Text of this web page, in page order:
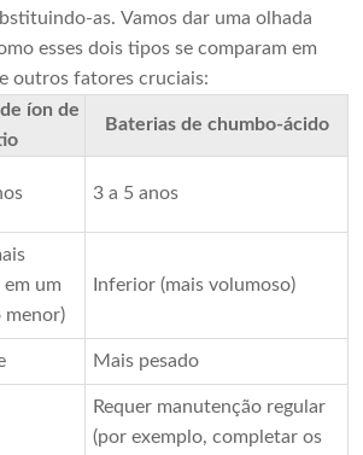
as. Vamos dar uma olhada
esses dois tipos se comparam em
outros fatores cruciais:
íon de
Baterias de chumbo-ácido
3 a 5 anos
um
menor)
Inferior (mais volumoso)
Mais pesado
Requer manutenção regular
(por exemplo, completar os